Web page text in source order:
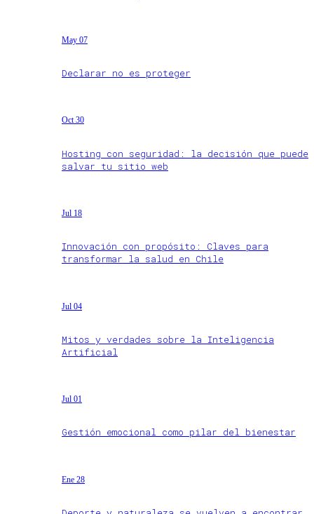
May 07
Declarar no es proteger
Oct 30
Hosting con seguridad: la decisión que puede
salvar tu sitio web
Jul 18
Innovación con propósito: Claves para
transformar la salud en Chile
Jul 04
Mitos y verdades sobre la Inteligencia
Artificial
Jul 01
Gestión emocional como pilar del bienestar
Ene 28